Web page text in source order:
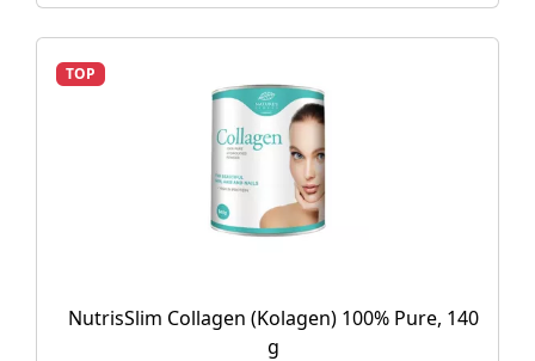
TOP
NutrisSlim Collagen (Kolagen) 100% Pure, 140
g